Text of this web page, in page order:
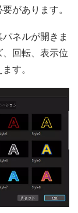
があります。
ネルが開きま
回転、表示位
す。